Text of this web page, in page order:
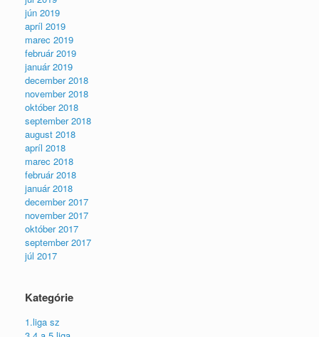
jún 2019
apríl 2019
marec 2019
február 2019
január 2019
december 2018
november 2018
október 2018
september 2018
august 2018
apríl 2018
marec 2018
február 2018
január 2018
december 2017
november 2017
október 2017
september 2017
júl 2017
Kategórie
1.liga sz